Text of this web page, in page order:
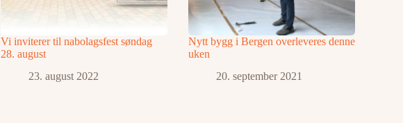
Vi inviterer til nabolagsfest søndag
28. august
23. august 2022
Nytt bygg i Bergen overleveres denne
uken
20. september 2021